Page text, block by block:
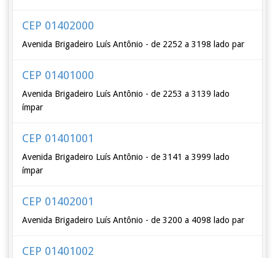
CEP 01402000
Avenida Brigadeiro Luís Antônio - de 2252 a 3198 lado par
CEP 01401000
Avenida Brigadeiro Luís Antônio - de 2253 a 3139 lado
ímpar
CEP 01401001
Avenida Brigadeiro Luís Antônio - de 3141 a 3999 lado
ímpar
CEP 01402001
Avenida Brigadeiro Luís Antônio - de 3200 a 4098 lado par
CEP 01401002